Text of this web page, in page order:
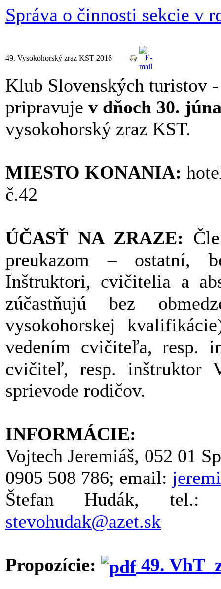
Správa o činnosti sekcie v
49. Vysokohorský zraz KST 2016
Klub Slovenských turistov
pripravuje v dňoch 30.
vysokohorský zraz KST.
MIESTO KONANIA:
č.42
ÚČASŤ NA ZRAZE:
preukazom – ostatní,
Inštruktori, cvičitelia a
zúčastňujú bez
vysokohorskej
vedením cvičiteľa, resp.
cvičiteľ, resp.
sprievode rodičov.
INFORMÁCIE:
Vojtech Jeremiáš, 052 01
0905 508 786; email:
Štefan Hudák,
stevohudak@azet.sk
Propozície: 49.